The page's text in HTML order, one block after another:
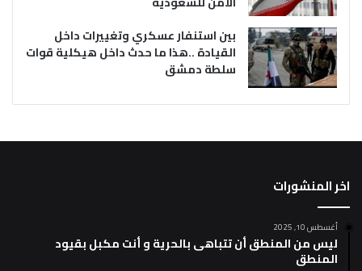
بين استنفار عسكري وتغييرات داخل
القيادة ..هذا ما حدث داخل هيكلية قوات
سلطة دمشق
اخر المنشورات
أغسطس 10, 2025
ليس من المنطق أن تتباهى بالحرية و أنت مكبل بقيود
المنطق